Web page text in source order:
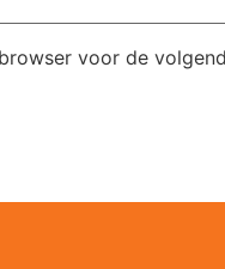
voor de